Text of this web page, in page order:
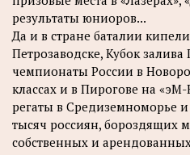
результаты юниоров...
Да и в стране баталии
Петрозаводске, Кубок залива
чемпионаты России в
классах и в Пирогове на
регаты в Средиземноморье
тысяч россиян, бороздящих
собственных и